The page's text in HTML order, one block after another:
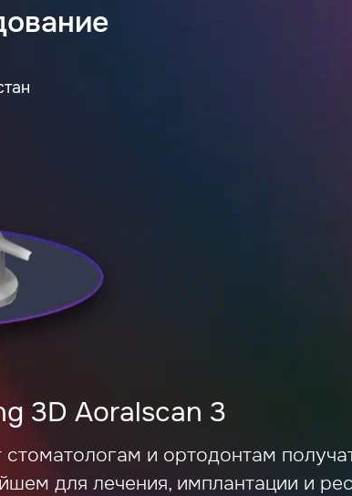
3D Aoralscan 3
и ортодонтам
для лечения, имплантации и